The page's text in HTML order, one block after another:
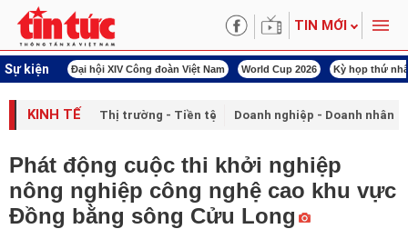
TIN MỚI
Sự kiện
ngày đêm Đại hội XIV Công đoàn Việt Nam World Cup 2026 Kỳ họp thứ
KINH TẾ Thị trường - Tiền tệ Doanh nghiệp - Doanh nhân
Phát động cuộc thi khởi nghiệp
nông nghiệp công nghệ cao khu vực
Đồng bằng sông Cửu Long